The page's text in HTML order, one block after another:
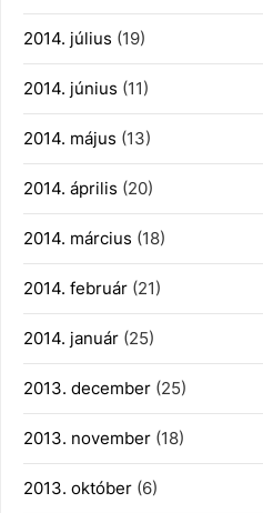
2014. július (19)
2014. június (11)
2014. május (13)
2014. április (20)
2014. március (18)
2014. február (21)
2014. január (25)
2013. december (25)
2013. november (18)
2013. október (6)